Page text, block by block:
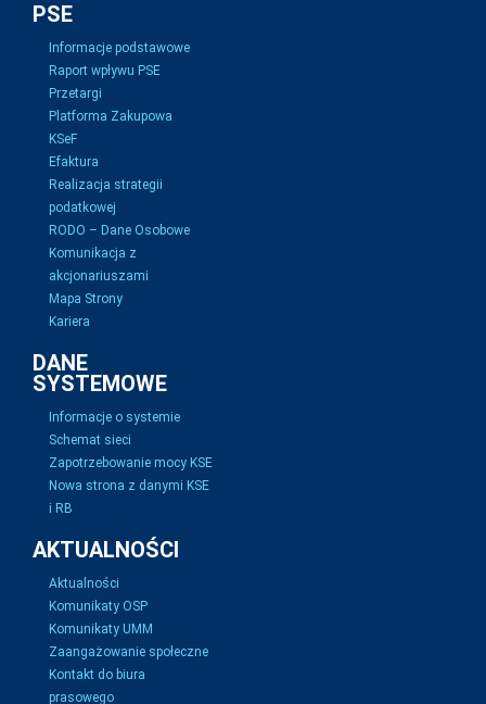
PSE
Informacje podstawowe
Raport wpływu PSE
Przetargi
Platforma Zakupowa
KSeF
Efaktura
Realizacja strategii
podatkowej
RODO – Dane Osobowe
Komunikacja z
akcjonariuszami
Mapa Strony
Kariera
DANE
SYSTEMOWE
Informacje o systemie
Schemat sieci
Zapotrzebowanie mocy KSE
Nowa strona z danymi KSE
i RB
AKTUALNOŚCI
Aktualności
Komunikaty OSP
Komunikaty UMM
Zaangażowanie społeczne
Kontakt do biura
prasowego